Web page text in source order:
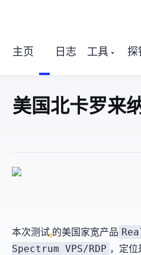
主页 日志 工具 探
IPMELA 美国北卡罗来纳
本次测试 的美国家宽产品
Spectrum VPS/RDP ，定